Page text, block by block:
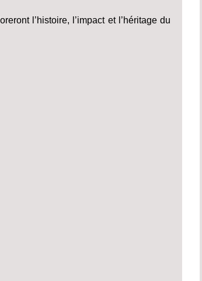
l’histoire, l’impact et l’héritage du